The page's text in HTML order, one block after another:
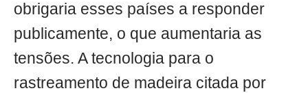
obrigaria esses países a responder
publicamente, o que aumentaria as
tensões. A tecnologia para o
rastreamento de madeira citada por